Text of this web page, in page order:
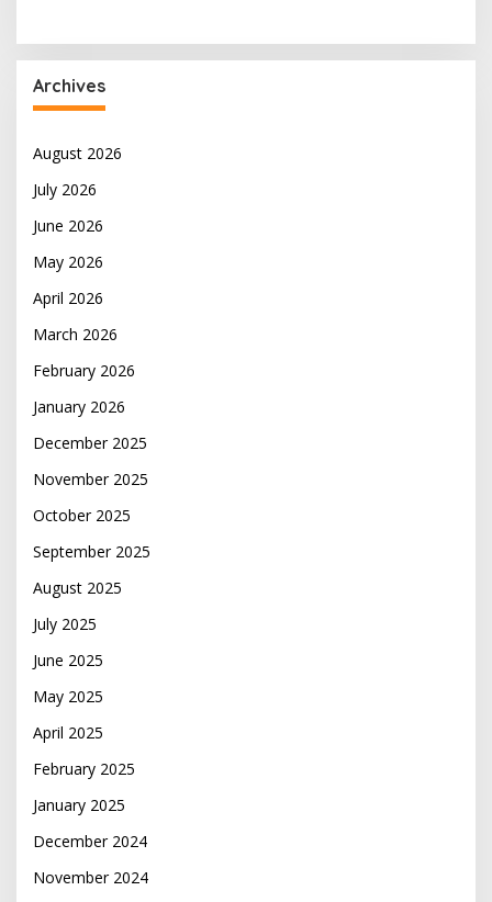
Archives
August 2026
July 2026
June 2026
May 2026
April 2026
March 2026
February 2026
January 2026
December 2025
November 2025
October 2025
September 2025
August 2025
July 2025
June 2025
May 2025
April 2025
February 2025
January 2025
December 2024
November 2024